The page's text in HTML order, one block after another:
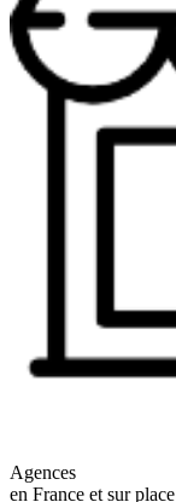
Agences
en France et sur place